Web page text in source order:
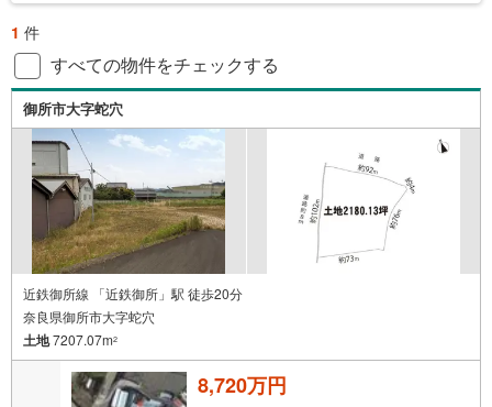
1 件
すべての物件をチェックする
御所市大字蛇穴
近鉄御所線 「近鉄御所」駅 徒歩20分
奈良県御所市大字蛇穴
土地7207.07m2
8,720万円